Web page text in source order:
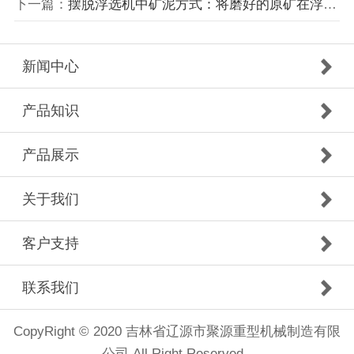
下一篇： 摆脱浮选机中矿泥方式：将磨好的原矿在浮选机浮选之前进行脱泥
新闻中心
产品知识
产品展示
关于我们
客户支持
联系我们
CopyRight © 2020 吉林省辽源市聚源重型机械制造有限